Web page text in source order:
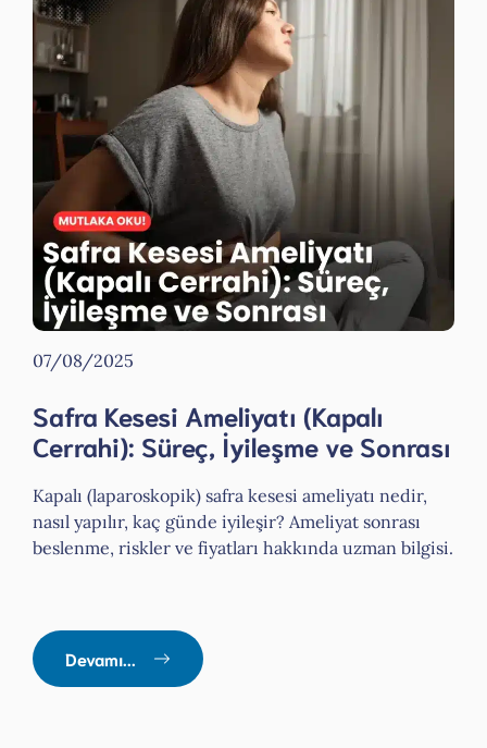
07/08/2025
Safra Kesesi Ameliyatı (Kapalı
Cerrahi): Süreç, İyileşme ve Sonrası
Kapalı (laparoskopik) safra kesesi ameliyatı nedir,
nasıl yapılır, kaç günde iyileşir? Ameliyat sonrası
beslenme, riskler ve fiyatları hakkında uzman bilgisi.
Devamı...